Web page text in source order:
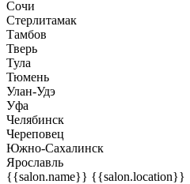
Сочи
Стерлитамак
Тамбов
Тверь
Тула
Тюмень
Улан-Удэ
Уфа
Челябинск
Череповец
Южно-Сахалинск
Ярославль
{{salon.name}} {{salon.location}}